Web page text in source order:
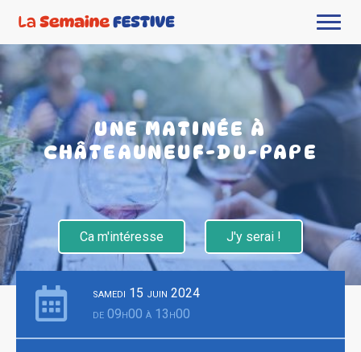
UNE MATINÉE À
CHÂTEAUNEUF-DU-PAPE
Ca m'intéresse J'y serai !
samedi 15 juin 2024
de 09h00 à 13h00